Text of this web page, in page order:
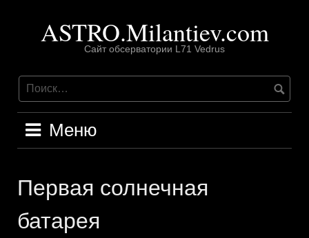
содержимомуASTRO.Milantiev.com
Сайт обсерватории L71 Vedrus
Меню
Первая солнечная
батарея